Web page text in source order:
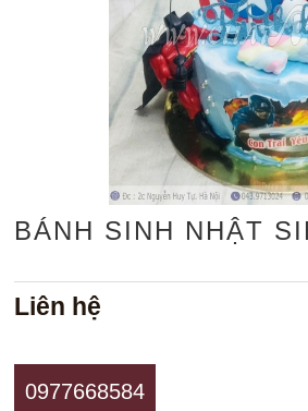
BÁNH SINH NHẬT
Liên hệ
0977668584